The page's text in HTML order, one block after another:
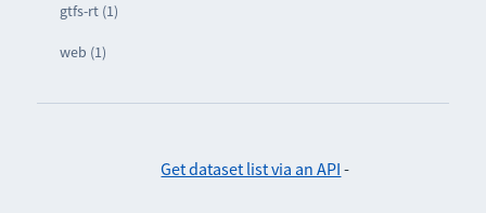
gtfs-rt (1)
web (1)
Get dataset list via an API -